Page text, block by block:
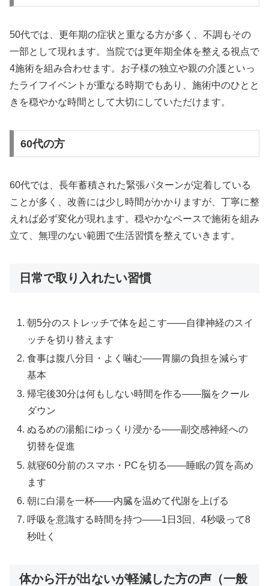
50代では、更年期の症状と重なる方が多く、不調もその
一部として現れます。当院では更年期全体を整える視点で
4施術を組み合わせます。お子様の独立や親の介護といっ
たライフイベントが重なる時期でもあり、施術中のひとと
きを穏やかな時間として大切にしていただけます。
60代の方
60代では、長年蓄積された緊張パターンが定着している
ことが多く、改善には少し時間がかかりますが、丁寧に整
えれば必ず変化が現れます。穏やかなペースで施術を組み
立て、無理のない範囲で生活習慣を整えていきます。
日常で取り入れたい習慣
朝5分のストレッチで体を起こす——自律神経のスイ
ッチを切り替えます
食事は腹八分目・よく噛む——胃腸の負担を減らす
基本
帰宅後30分は何もしない時間を作る——脳をクール
ダウン
ぬるめの湯船にゆっくり浸かる——副交感神経への
切替を促進
就寝60分前のスマホ・PCを切る——睡眠の質を高め
ます
朝に白湯を一杯——内臓を温めて代謝を上げる
呼吸を意識する時間を持つ——1日3回、4秒吸って8
秒吐く
体から汗が出ないが軽減した方の声（一般